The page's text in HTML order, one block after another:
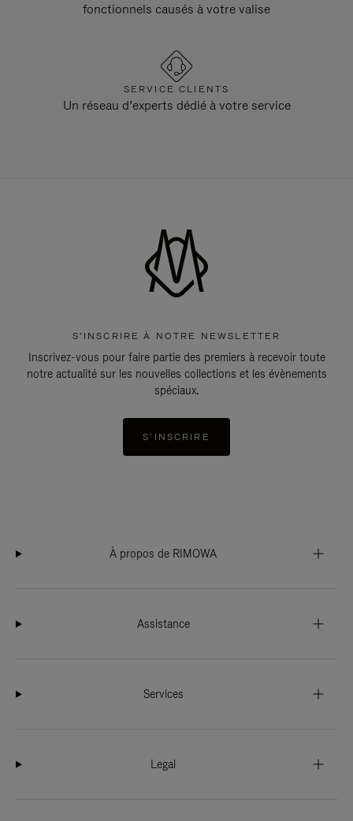
fonctionnels causés à votre valise
SERVICE CLIENTS
Un réseau d’experts dédié à votre service
S'INSCRIRE À NOTRE NEWSLETTER
Inscrivez-vous pour faire partie des premiers à recevoir toute
notre actualité sur les nouvelles collections et les évènements
spéciaux.
S'INSCRIRE
À propos de RIMOWA
Assistance
Services
Legal